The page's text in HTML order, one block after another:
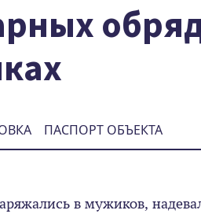
ПАСПОРТ ОБЪЕКТА
в мужиков,